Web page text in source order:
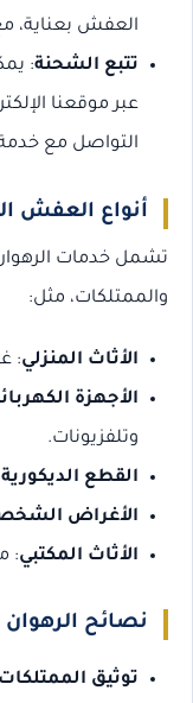
العفش بعناية، مع
تتبع الشحنة:
عبر موقعنا
التواصل مع
أنواع العفش
تشمل خدمات
والممتلكات، مثل:
الأثاث المنزلي:
الأجهزة
وتلفزيونات.
القطع الديكورية
الأغراض
الأثاث المكتبي:
نصائح
توثيق الممتلكات